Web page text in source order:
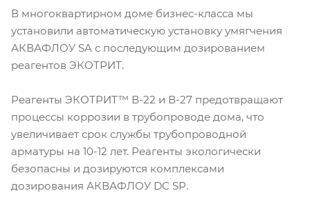
В многоквартирном доме бизнес-класса мы
установили автоматическую установку умягчения
АКВАФЛОУ SA с последующим дозированием
реагентов ЭКОТРИТ.
Реагенты ЭКОТРИТ™ В-22 и В-27 предотвращают
процессы коррозии в трубопроводе дома, что
увеличивает срок службы трубопроводной
арматуры на 10-12 лет. Реагенты экологически
безопасны и дозируются комплексами
дозирования АКВАФЛОУ DC SP.